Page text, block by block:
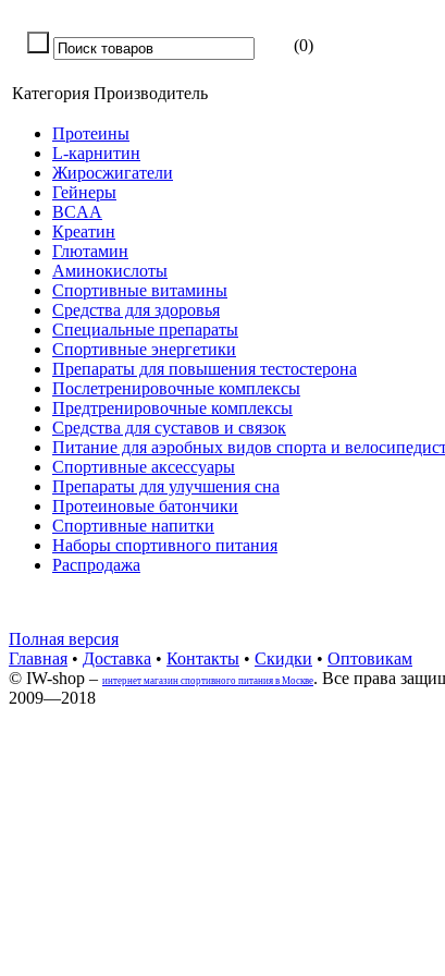
(0)
Категория Производитель
Протеины
L-карнитин
Жиросжигатели
Гейнеры
BCAA
Креатин
Глютамин
Аминокислоты
Спортивные витамины
Средства для здоровья
Специальные препараты
Спортивные энергетики
Препараты для повышения тестостерона
Послетренировочные комплексы
Предтренировочные комплексы
Средства для суставов и связок
Питание для аэробных видов спорта и
Спортивные аксессуары
Препараты для улучшения сна
Протеиновые батончики
Спортивные напитки
Наборы спортивного питания
Распродажа
Полная версия
Главная • Доставка • Контакты • Скидки • Оптовикам
© IW-shop – интернет магазин спортивного питания в Москве. Все права
2009—2018